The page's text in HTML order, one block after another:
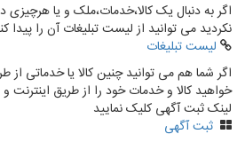
اگر به دنبال یک کالا،خدمات،ملک و یا هرچیزی
نکردید می توانید از لیست تبلیغات آن را پیدا
لیست تبلیغات
اگر شما هم می توانید چنین کالا یا خدماتی از
خواهید کالا و خدمات خود را از طریق
لینک ثبت آگهی کلیک نمایید
ثبت آگهی